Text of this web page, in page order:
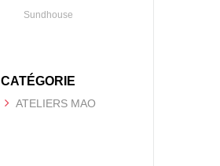
Sundhouse
CATÉGORIE
ATELIERS MAO